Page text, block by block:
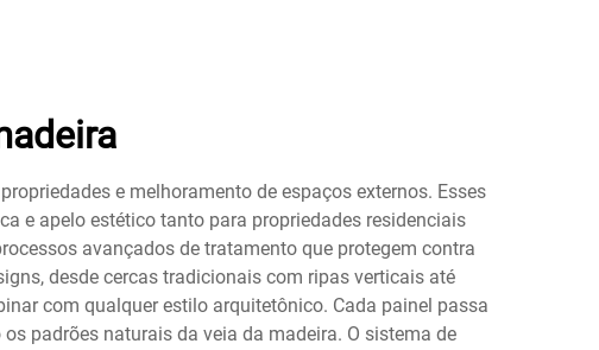
e melhoramento de espaços externos. Esses
e apelo estético tanto para propriedades residenciais
avançados de tratamento que protegem contra
desde cercas tradicionais com ripas verticais até
com qualquer estilo arquitetônico. Cada painel passa
padrões naturais da veia da madeira. O sistema de